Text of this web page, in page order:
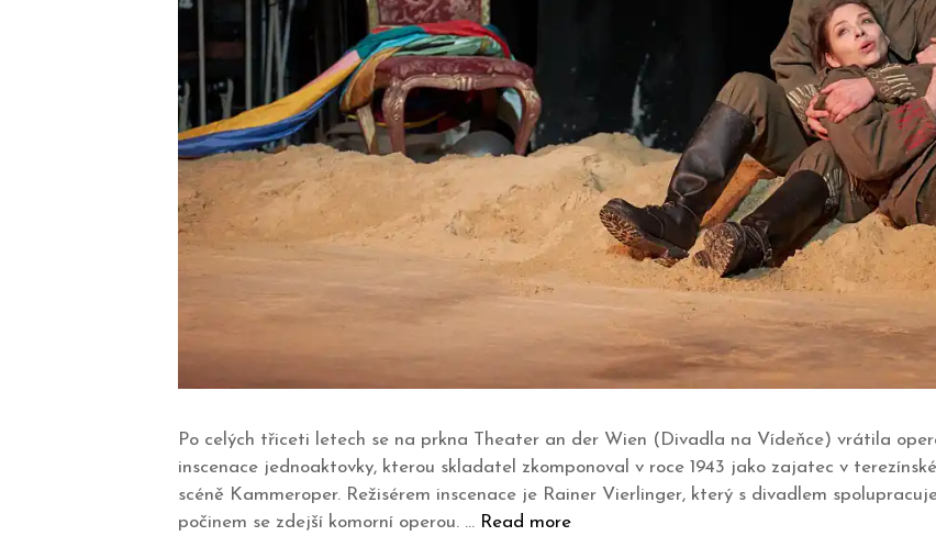
Po celých třiceti letech se na prkna Theater an der Wien (Divadla na Vídeňce) vrátila
inscenace jednoaktovky, kterou skladatel zkomponoval v roce 1943 jako zajatec v
scéně Kammeroper. Režisérem inscenace je Rainer Vierlinger, který s divadlem
počinem se zdejší komorní operou. … Read more